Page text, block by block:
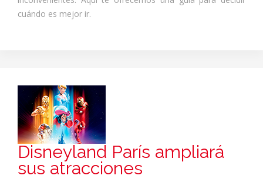
cuándo es mejor ir.
Disneyland París ampliará
sus atracciones